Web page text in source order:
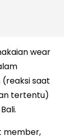
wear
saat
tertentu)
member,